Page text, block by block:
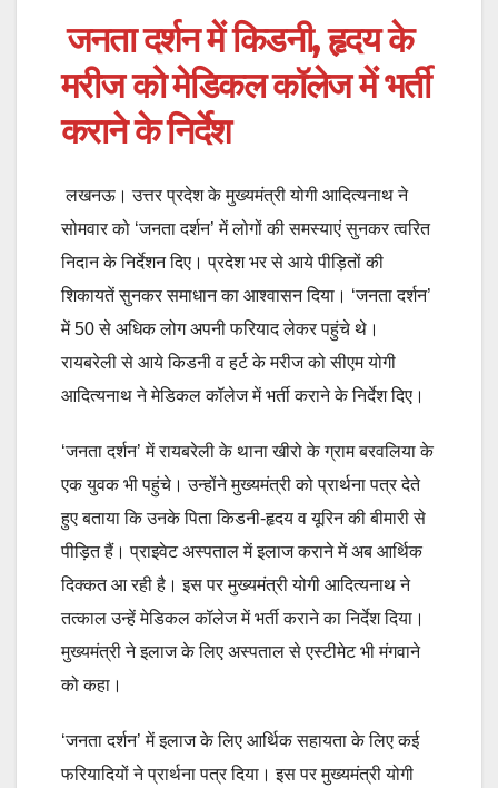
जनता दर्शन में किडनी, हृदय के
मरीज को मेडिकल कॉलेज में भर्ती
कराने के निर्देश
लखनऊ। उत्तर प्रदेश के मुख्यमंत्री योगी आदित्यनाथ ने
सोमवार को ‘जनता दर्शन’ में लोगों की समस्याएं सुनकर त्वरित
निदान के निर्देशन दिए। प्रदेश भर से आये पीड़ितों की
शिकायतें सुनकर समाधान का आश्वासन दिया। ‘जनता दर्शन’
में 50 से अधिक लोग अपनी फरियाद लेकर पहुंचे थे।
रायबरेली से आये किडनी व हर्ट के मरीज को सीएम योगी
आदित्यनाथ ने मेडिकल कॉलेज में भर्ती कराने के निर्देश दिए।
‘जनता दर्शन’ में रायबरेली के थाना खीरो के ग्राम बरवलिया के
एक युवक भी पहुंचे। उन्होंने मुख्यमंत्री को प्रार्थना पत्र देते
हुए बताया कि उनके पिता किडनी-हृदय व यूरिन की बीमारी से
पीड़ित हैं। प्राइवेट अस्पताल में इलाज कराने में अब आर्थिक
दिक्कत आ रही है। इस पर मुख्यमंत्री योगी आदित्यनाथ ने
तत्काल उन्हें मेडिकल कॉलेज में भर्ती कराने का निर्देश दिया।
मुख्यमंत्री ने इलाज के लिए अस्पताल से एस्टीमेट भी मंगवाने
को कहा।
‘जनता दर्शन’ में इलाज के लिए आर्थिक सहायता के लिए कई
फरियादियों ने प्रार्थना पत्र दिया। इस पर मुख्यमंत्री योगी